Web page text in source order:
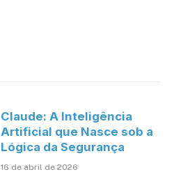
Claude: A Inteligência
Artificial que Nasce sob a
Lógica da Segurança
16 de abril de 2026